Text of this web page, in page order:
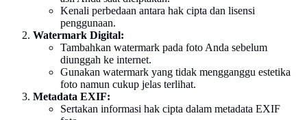
Kenali perbedaan antara hak cipta dan lisensi
penggunaan.
Watermark Digital:
Tambahkan watermark pada foto Anda sebelum
diunggah ke internet.
Gunakan watermark yang tidak mengganggu estetika
foto namun cukup jelas terlihat.
Metadata EXIF:
Sertakan informasi hak cipta dalam metadata EXIF